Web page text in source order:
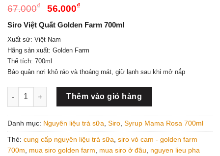
67.000₫
Giá
gốc
là:
67.000₫.
56.000₫Giá
hiện
tại
56.000₫.
Siro Việt Quất Golden Farm 700ml
Xuất sứ: Việt Nam
Hãng sản xuất: Golden Farm
Thể tích: 700ml
Bảo quản nơi khô ráo và thoáng mát, giữ lạnh sau khi mở nắp
Mama Rosa - Siro Việt Quất - 700ml số lượng
Thêm vào giỏ hàng
Danh mục: Nguyên liệu trà sữa Siro Syrup Mama Rosa 700ml
Thẻ: cung cấp nguyên liệu trà sữa siro vỏ cam - golden farm
700m
mua siro golden farm mua siro ở đâu
nguyen lieu pha